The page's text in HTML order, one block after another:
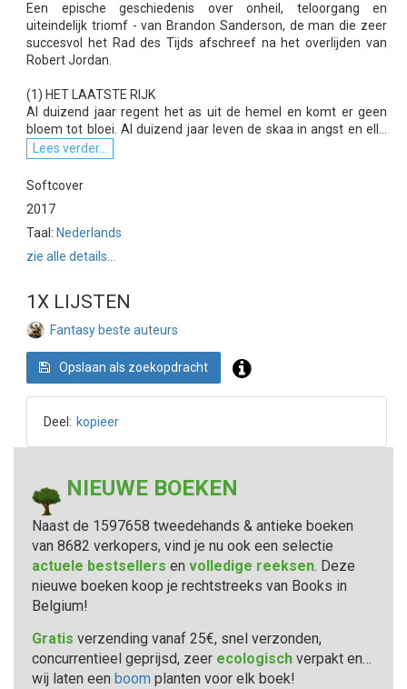
Een epische geschiedenis over onheil, teloorgang en
uiteindelijk triomf - van Brandon Sanderson, de man die zeer
succesvol het Rad des Tijds afschreef na het overlijden van
Robert Jordan.
(1) HET LAATSTE RIJK
Al duizend jaar regent het as uit de hemel en komt er geen
bloem tot bloei. Al duizend jaar leven de skaa in angst en ell...
Lees verder...
Softcover
2017
Taal: Nederlands
zie alle details...
1X LIJSTEN
Fantasy beste auteurs
Opslaan als zoekopdracht
Deel: kopieer
NIEUWE BOEKEN
Naast de 1597658 tweedehands & antieke boeken
van 8682 verkopers, vind je nu ook een selectie
actuele bestsellers en volledige reeksen. Deze
nieuwe boeken koop je rechtstreeks van Books in
Belgium!
Gratis verzending vanaf 25€, snel verzonden,
concurrentieel geprijsd, zeer ecologisch verpakt en…
wij laten een boom planten voor elk boek!